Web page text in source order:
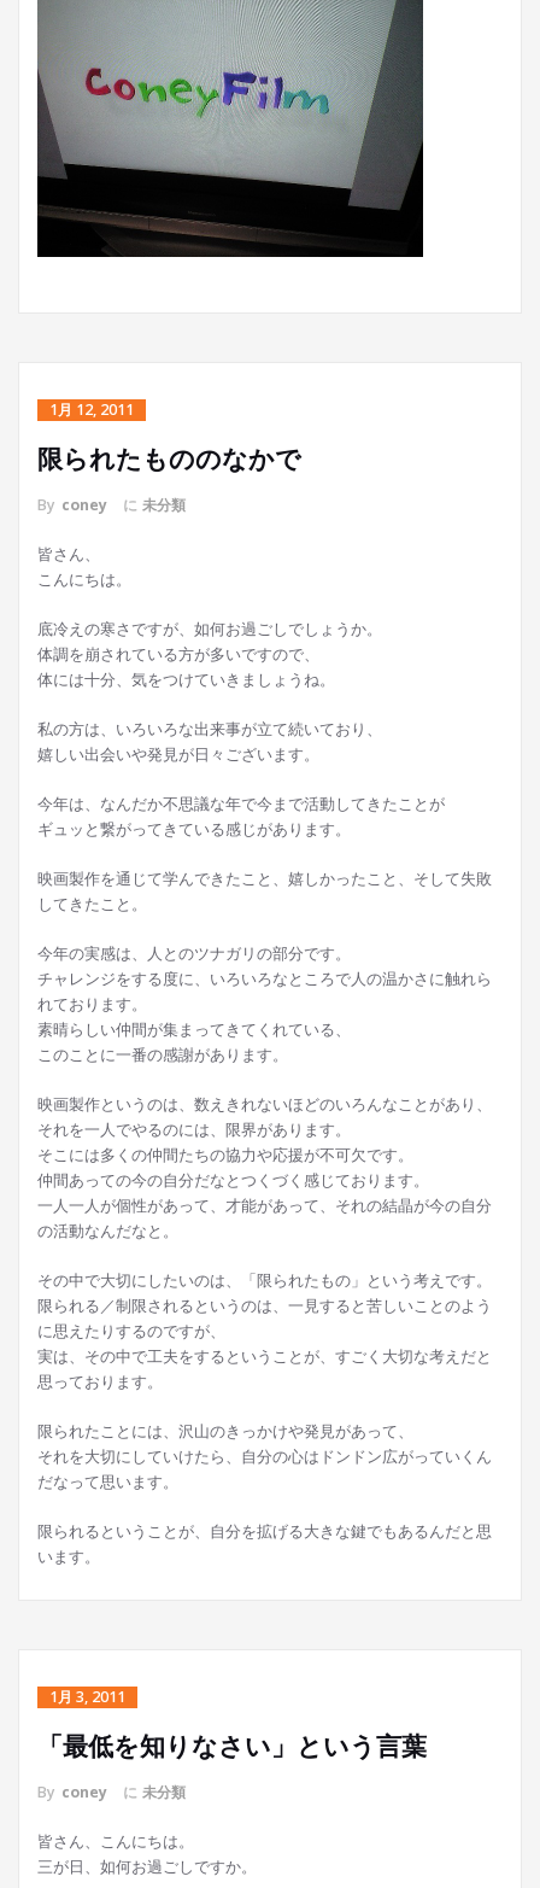
1月 12, 2011
限られたもののなかで
By coney に 未分類
皆さん、
こんにちは。
底冷えの寒さですが、如何お過ごしでしょうか。
体調を崩されている方が多いですので、
体には十分、気をつけていきましょうね。
私の方は、いろいろな出来事が立て続いており、
嬉しい出会いや発見が日々ございます。
今年は、なんだか不思議な年で今まで活動してきたことが
ギュッと繋がってきている感じがあります。
映画製作を通じて学んできたこと、嬉しかったこと、そして失敗
してきたこと。
今年の実感は、人とのツナガリの部分です。
チャレンジをする度に、いろいろなところで人の温かさに触れら
れております。
素晴らしい仲間が集まってきてくれている、
このことに一番の感謝があります。
映画製作というのは、数えきれないほどのいろんなことがあり、
それを一人でやるのには、限界があります。
そこには多くの仲間たちの協力や応援が不可欠です。
仲間あっての今の自分だなとつくづく感じております。
一人一人が個性があって、才能があって、それの結晶が今の自分
の活動なんだなと。
その中で大切にしたいのは、「限られたもの」という考えです。
限られる／制限されるというのは、一見すると苦しいことのよう
に思えたりするのですが、
実は、その中で工夫をするということが、すごく大切な考えだと
思っております。
限られたことには、沢山のきっかけや発見があって、
それを大切にしていけたら、自分の心はドンドン広がっていくん
だなって思います。
限られるということが、自分を拡げる大きな鍵でもあるんだと思
います。
1月 3, 2011
「最低を知りなさい」という言葉
By coney に 未分類
皆さん、こんにちは。
三が日、如何お過ごしですか。